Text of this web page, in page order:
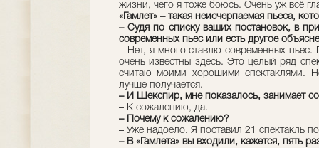
жизни, чего я тоже боюсь. Очень уж всё
«Гамлет» – такая неисчерпаемая пьеса,
– Судя по списку ваших постановок, в
современных пьес или есть другое
– Нет, я много ставлю современных пьес.
очень известны здесь. Это целый ряд
считаю моими хорошими спектаклями.
лучше получается.
– И Шекспир, мне показалось, занимает
– К сожалению, да.
– Почему к сожалению?
– Уже надоело. Я поставил 21 спектакль
– В «Гамлета» вы входили, кажется, пять